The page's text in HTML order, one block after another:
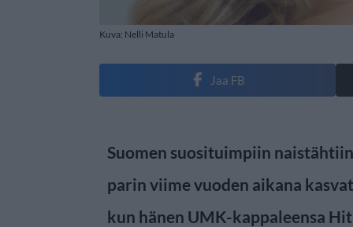
Kuva: Nelli Matula
Jaa FB
Suomen suosituimpiin
parin viime vuoden aikana
kun hänen UMK-kappaleensa